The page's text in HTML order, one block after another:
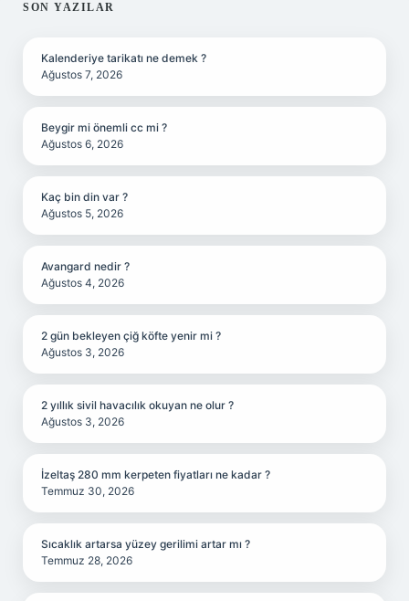
SIDEBAR
SON YAZILAR
Kalenderiye tarikatı ne demek ?
Ağustos 7, 2026
Beygir mi önemli cc mi ?
Ağustos 6, 2026
Kaç bin din var ?
Ağustos 5, 2026
Avangard nedir ?
Ağustos 4, 2026
2 gün bekleyen çiğ köfte yenir mi ?
Ağustos 3, 2026
2 yıllık sivil havacılık okuyan ne olur ?
Ağustos 3, 2026
İzeltaş 280 mm kerpeten fiyatları ne kadar ?
Temmuz 30, 2026
Sıcaklık artarsa yüzey gerilimi artar mı ?
Temmuz 28, 2026